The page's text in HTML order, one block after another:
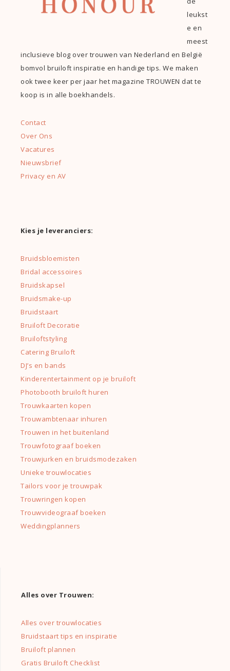
leukst
e en
meest
inclusieve blog over trouwen van Nederland en België
bomvol bruiloft inspiratie en handige tips. We maken
ook twee keer per jaar het magazine TROUWEN dat te
koop is in alle boekhandels.
Contact
Over Ons
Vacatures
Nieuwsbrief
Privacy en AV
Kies je leveranciers:
Bruidsbloemisten
Bridal accessoires
Bruidskapsel
Bruidsmake-up
Bruidstaart
Bruiloft Decoratie
Bruiloftstyling
Catering Bruiloft
DJ’s en bands
Kinderentertainment op je bruiloft
Photobooth bruiloft huren
Trouwkaarten kopen
Trouwambtenaar inhuren
Trouwen in het buitenland
Trouwfotograaf boeken
Trouwjurken en bruidsmodezaken
Unieke trouwlocaties
Tailors voor je trouwpak
Trouwringen kopen
Trouwvideograaf boeken
Weddingplanners
Alles over Trouwen:
Alles over trouwlocaties
Bruidstaart tips en inspiratie
Bruiloft plannen
Gratis Bruiloft Checklist